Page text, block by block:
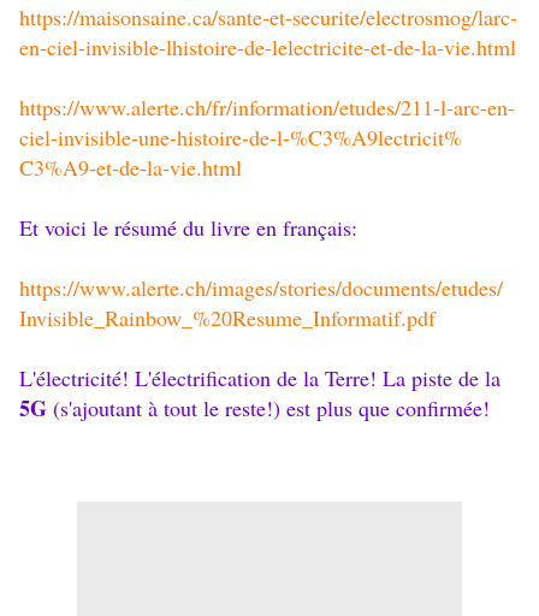
https://maisonsaine.ca/sante-et-securite/electrosmog/larc-
en-ciel-invisible-lhistoire-de-lelectricite-et-de-la-vie.html
https://www.alerte.ch/fr/information/etudes/211-l-arc-en-
ciel-invisible-une-histoire-de-l-%C3%A9lectricit%
C3%A9-et-de-la-vie.html
Et voici le résumé du livre en français:
https://www.alerte.ch/images/stories/documents/etudes/
Invisible_Rainbow_%20Resume_ Informatif.pdf
L'électricité! L'électrification de la Terre! La piste de la
5G (s'ajoutant à tout le reste!) est plus que confirmée!